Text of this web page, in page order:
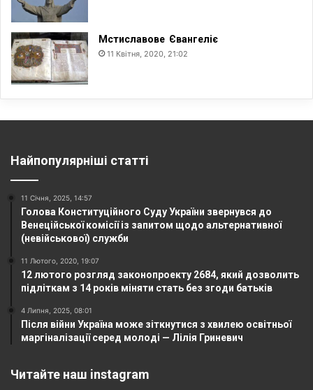
Мстиславове Євангеліє
11 Квітня, 2020, 21:02
Найпопулярніші статті
11 Січня, 2025, 14:57
Голова Конституційного Суду України звернувся до
Венеційської комісії із запитом щодо альтернативної
(невійськової) служби
11 Лютого, 2020, 19:07
12 лютого розгляд законопроекту 2684, який дозволить
підліткам з 14 років міняти стать без згоди батьків
4 Липня, 2025, 08:01
Після війни Україна може зіткнутися з хвилею освітньої
маргіналізації серед молоді — Лілія Гриневич
Читайте наш instagram